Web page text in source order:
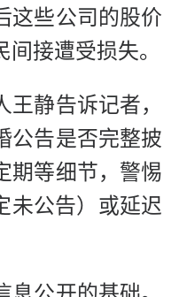
这些公司的股价
间接遭受损失。
静告诉记者，
公告是否完整披
期等细节，警惕
未公告）或延迟